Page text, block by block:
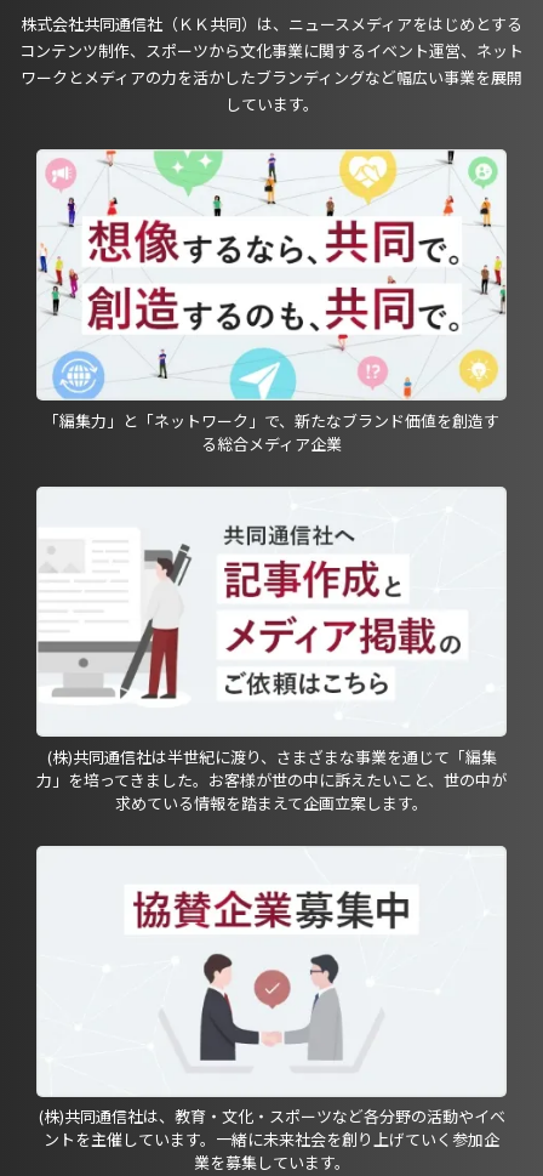
株式会社共同通信社（ＫＫ共同）は、ニュースメディアをはじめとする
コンテンツ制作、スポーツから文化事業に関するイベント運営、ネット
ワークとメディアの力を活かしたブランディングなど幅広い事業を展開
しています。
「編集力」と「ネットワーク」で、新たなブランド価値を創造す
る総合メディア企業
(株)共同通信社は半世紀に渡り、さまざまな事業を通じて「編集
力」を培ってきました。お客様が世の中に訴えたいこと、世の中が
求めている情報を踏まえて企画立案します。
(株)共同通信社は、教育・文化・スポーツなど各分野の活動やイベ
ントを主催しています。一緒に未来社会を創り上げていく参加企
業を募集しています。